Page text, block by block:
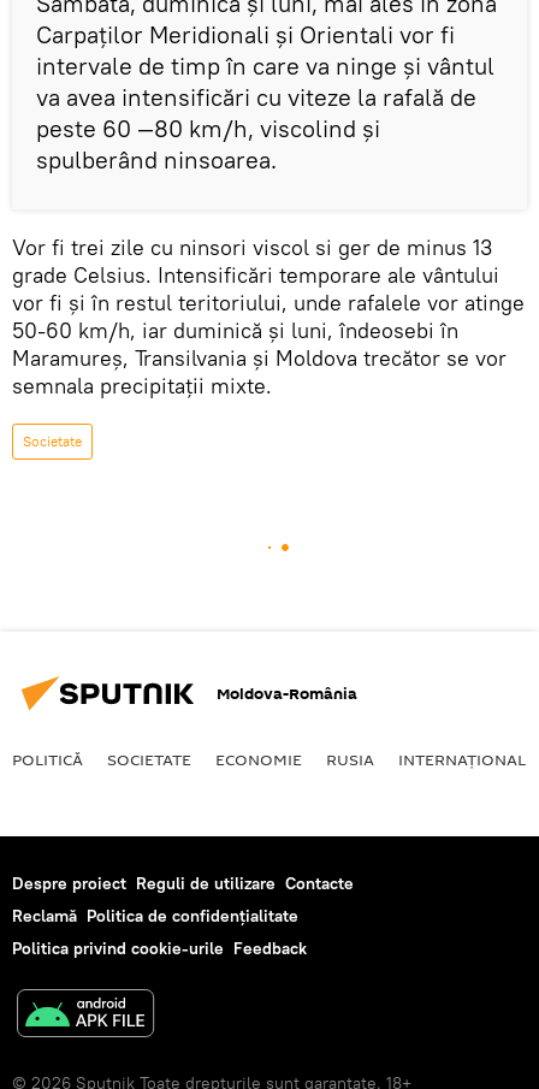
Carpaţilor Meridionali şi Orientali vor fi
intervale de timp în care va ninge şi vântul
va avea intensificări cu viteze la rafală de
peste 60 —80 km/h, viscolind şi
spulberând ninsoarea.
Vor fi trei zile cu ninsori viscol si ger de minus 13
grade Celsius. Intensificări temporare ale vântului
vor fi şi în restul teritoriului, unde rafalele vor atinge
50-60 km/h, iar duminică şi luni, îndeosebi în
Maramureş, Transilvania şi Moldova trecător se vor
semnala precipitaţii mixte.
Societate
Moldova-România
POLITICĂ SOCIETATE ECONOMIE RUSIA INTERNAŢIONAL
Despre proiect Reguli de utilizare Contacte
Reclamă Politica de confidențialitate
Politica privind cookie-urile Feedback
© 2026 Sputnik Toate drepturile sunt garantate. 18+